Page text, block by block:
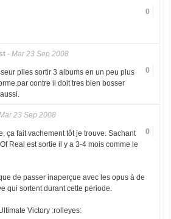
0
- Mar 23 Sep 2008
0
plies sortir 3 albums en un peu plus
contre il doit tres bien bosser
23 Sep 2008
0
ça fait vachement tôt je trouve. Sachant
Real est sortie il y a 3-4 mois comme le
de passer inaperçue avec les opus à de
qui sortent durant cette période.
Victory :rolleyes: